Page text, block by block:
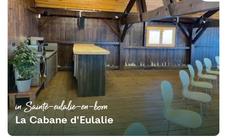
in Sainte-eulalie-en-born
La Cabane d'Eulalie